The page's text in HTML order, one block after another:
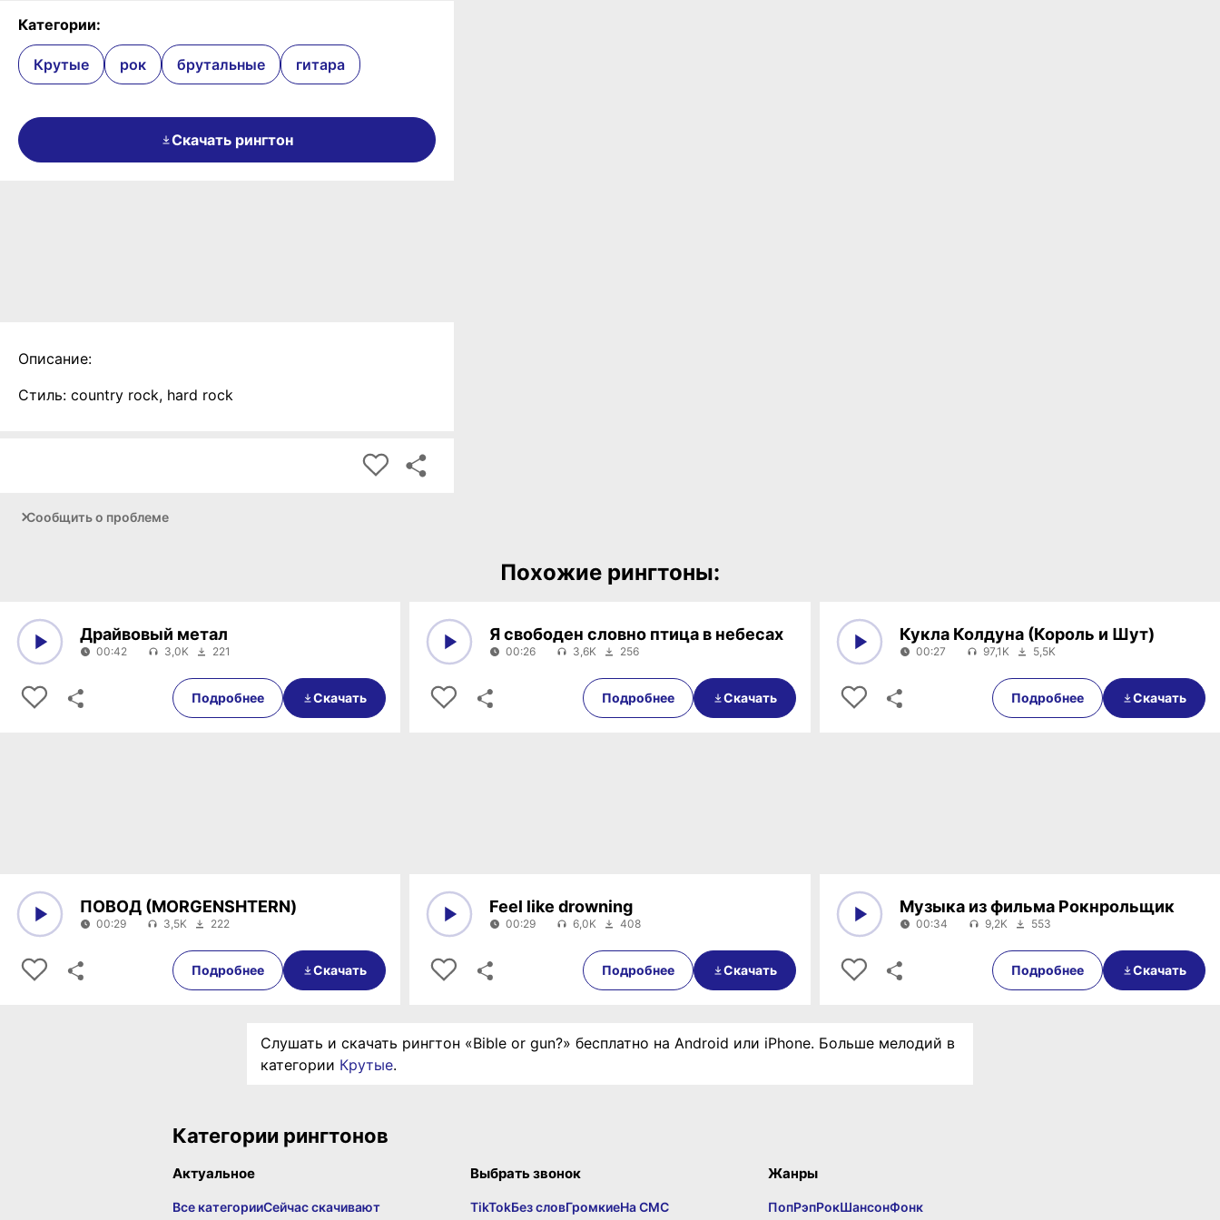
Категории:
Крутые рок брутальные гитара
Скачать рингтон
Описание:
Стиль: country rock, hard rock
Сообщить о проблеме
Похожие рингтоны:
00:42
Драйвовый метал
00:42 3,0K 221
Подробнее Скачать
00:26
Я свободен словно птица в небесах
00:26 3,6K 256
Подробнее Скачать
00:27
Кукла Колдуна (Король и Шут)
00:27 97,1K 5,5K
Подробнее Скачать
00:29
ПОВОД (MORGENSHTERN)
00:29 3,5K 222
Подробнее Скачать
00:29
Feel like drowning
00:29 6,0K 408
Подробнее Скачать
00:34
Музыка из фильма Рокнрольщик
00:34 9,2K 553
Подробнее Скачать
Слушать и скачать рингтон «Bible or gun?» бесплатно на Android или iPhone. Больше мелодий в
категории Крутые.
Категории рингтонов
Актуальное
Все категорииСейчас скачивают
Выбрать звонок
TikTokБез словГромкиеНа СМС
Жанры
ПопРэпРокШансонФонк